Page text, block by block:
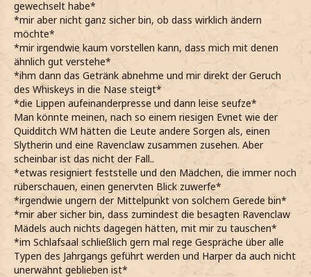
gewechselt habe*
*mir aber nicht ganz sicher bin, ob dass wirklich ändern
möchte*
*mir irgendwie kaum vorstellen kann, dass mich mit denen
ähnlich gut verstehe*
*ihm dann das Getränk abnehme und mir direkt der Geruch
des Whiskeys in die Nase steigt*
*die Lippen aufeinanderpresse und dann leise seufze*
Man könnte meinen, nach so einem riesigen Evnet wie der
Quidditch WM hätten die Leute andere Sorgen als, einen
Slytherin und eine Ravenclaw zusammen zusehen. Aber
scheinbar ist das nicht der Fall..
*etwas resigniert feststelle und den Mädchen, die immer noch
rüberschauen, einen genervten Blick zuwerfe*
*irgendwie ungern der Mittelpunkt von solchem Gerede bin*
*mir aber sicher bin, dass zumindest die besagten Ravenclaw
Mädels auch nichts dagegen hätten, mit mir zu tauschen*
*im Schlafsaal schließlich gern mal rege Gespräche über alle
Typen des Jahrgangs geführt werden und Harper da auch nicht
unerwähnt geblieben ist*